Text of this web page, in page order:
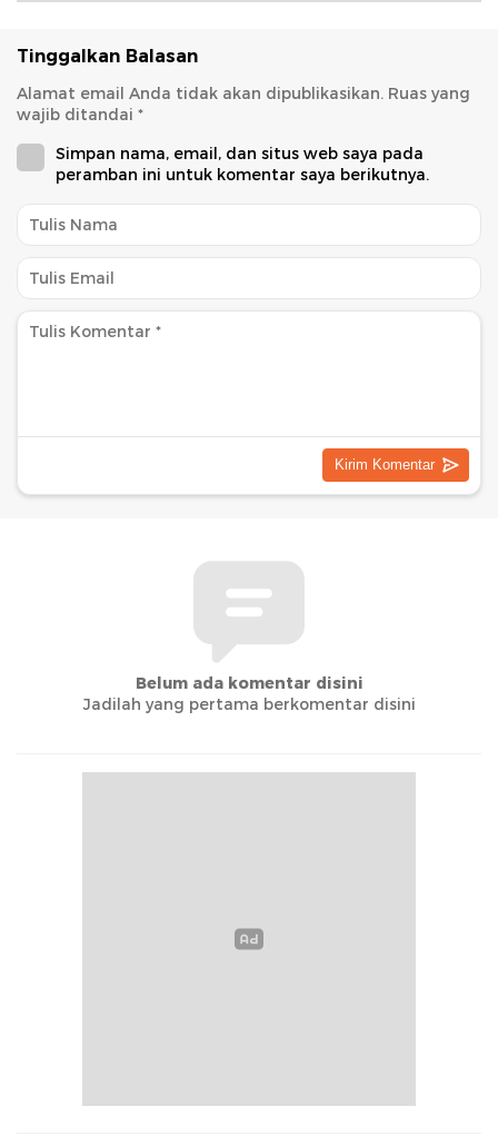
Tinggalkan Balasan
Alamat email Anda tidak akan dipublikasikan. Ruas yang
wajib ditandai *
Simpan nama, email, dan situs web saya pada
peramban ini untuk komentar saya berikutnya.
Belum ada komentar disini
Jadilah yang pertama berkomentar disini